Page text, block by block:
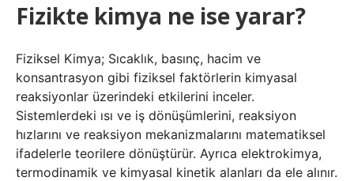
Fizikte kimya ne ise yarar?
Fiziksel Kimya; Sıcaklık, basınç, hacim ve
konsantrasyon gibi fiziksel faktörlerin kimyasal
reaksiyonlar üzerindeki etkilerini inceler.
Sistemlerdeki ısı ve iş dönüşümlerini, reaksiyon
hızlarını ve reaksiyon mekanizmalarını matematiksel
ifadelerle teorilere dönüştürür. Ayrıca elektrokimya,
termodinamik ve kimyasal kinetik alanları da ele alınır.